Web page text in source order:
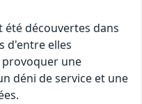
découvertes dans
d'entre elles
une
déni de service et une